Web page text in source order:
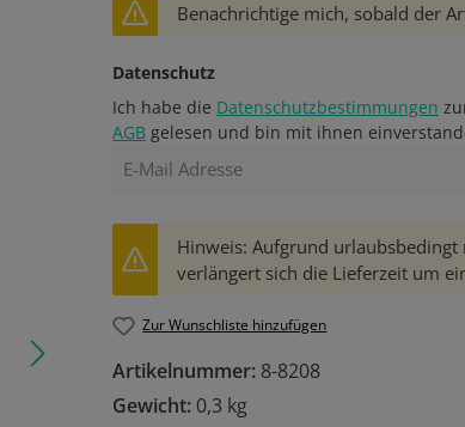
Benachrichtige mich, sobald der
Datenschutz
Ich habe die Datenschutzbestimmungen
AGB gelesen und bin mit ihnen
Hinweis: Aufgrund urlaubsbedingt
verlängert sich die Lieferzeit um
Zur Wunschliste hinzufügen
Artikelnummer: 8-8208
Gewicht: 0,3 kg